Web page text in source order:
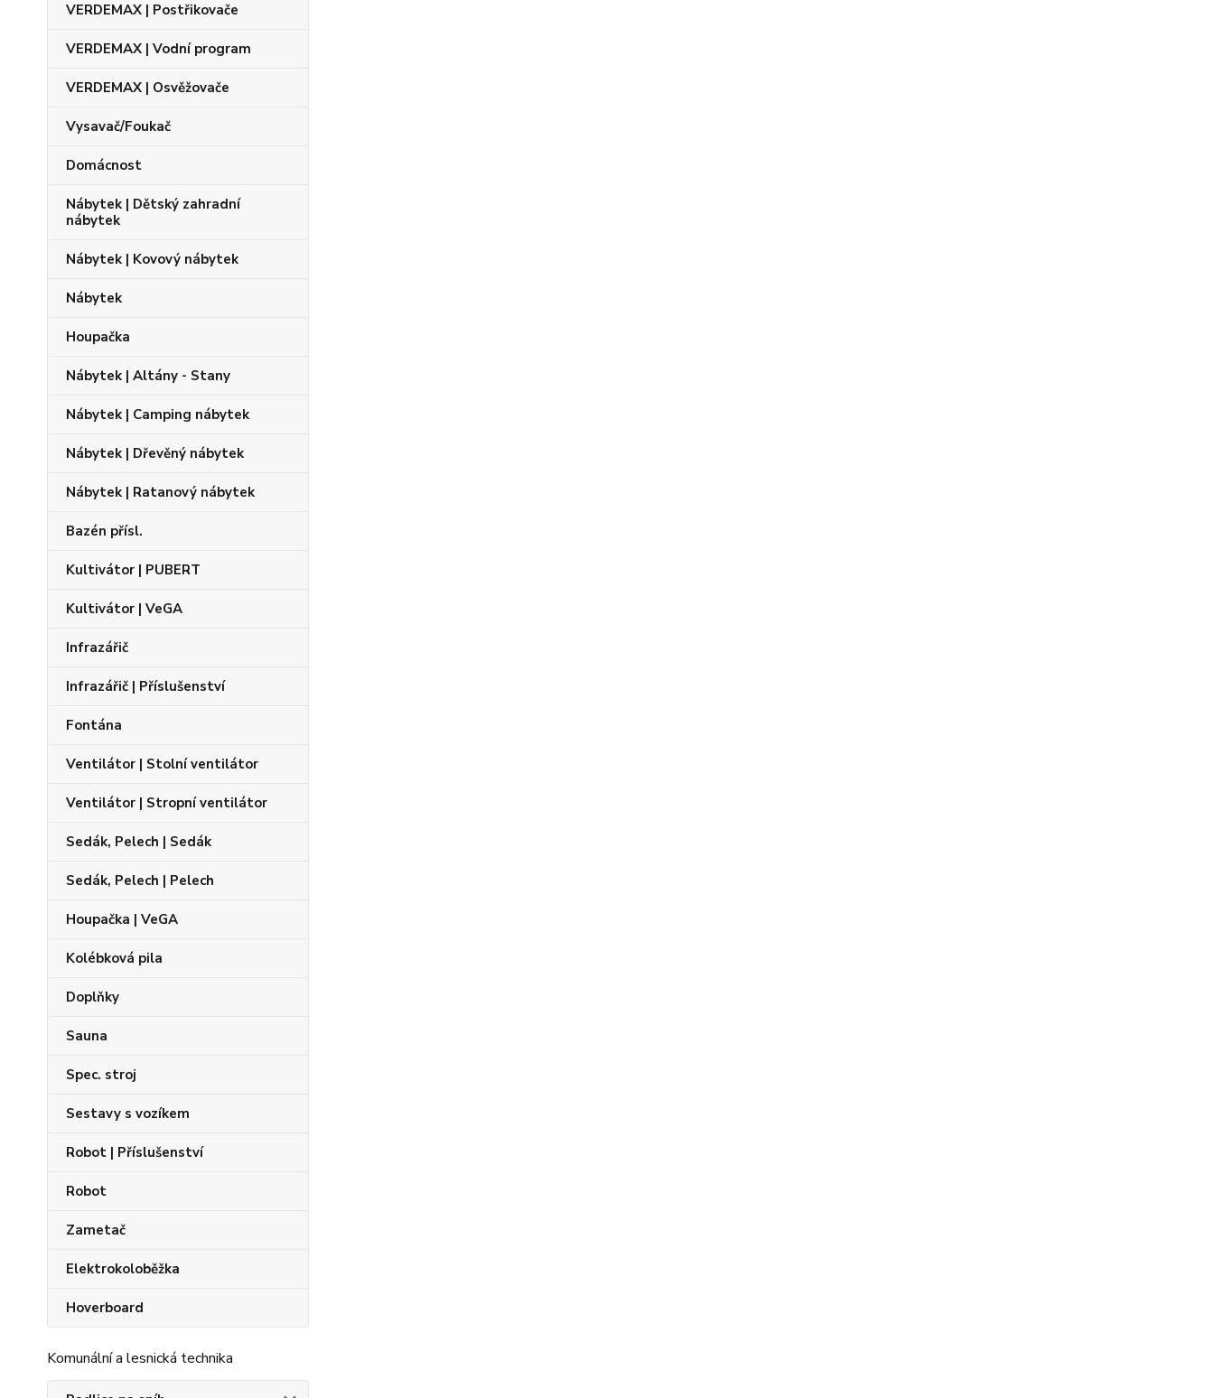
VERDEMAX | Postřikovače
VERDEMAX | Vodní program
VERDEMAX | Osvěžovače
Vysavač/Foukač
Domácnost
Nábytek | Dětský zahradní
nábytek
Nábytek | Kovový nábytek
Nábytek
Houpačka
Nábytek | Altány - Stany
Nábytek | Camping nábytek
Nábytek | Dřevěný nábytek
Nábytek | Ratanový nábytek
Bazén přísl.
Kultivátor | PUBERT
Kultivátor | VeGA
Infrazářič
Infrazářič | Příslušenství
Fontána
Ventilátor | Stolní ventilátor
Ventilátor | Stropní ventilátor
Sedák, Pelech | Sedák
Sedák, Pelech | Pelech
Houpačka | VeGA
Kolébková pila
Doplňky
Sauna
Spec. stroj
Sestavy s vozíkem
Robot | Příslušenství
Robot
Zametač
Elektrokoloběžka
Hoverboard
Komunální a lesnická technika